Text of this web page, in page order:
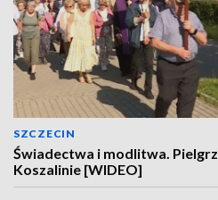
SZCZECIN
Świadectwa i modlitwa.
Koszalinie [WIDEO]